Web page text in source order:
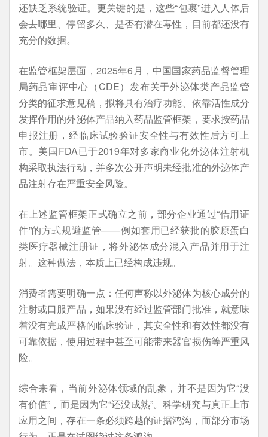
还缺乏系统验证。更关键的是，这些“包裹”进入人体后
会去哪里、停留多久、是否有潜在毒性，目前都还没有
充分的数据。
在监管框架层面，2025年6月，中国国家药品监督管理
局药品审评中心（CDE）发布关于外泌体类产品监管
分类的征求意见稿，拟将具有治疗功能、依靠活性成分
发挥作用的外泌体产品纳入药品监管框架，要求按药品
申报注册，经临床试验验证安全性与有效性后方可上
市。美国FDA已于2019年对多家商业化外泌体注射机
构采取执法行动，并多次公开声明未经批准的外泌体产
品注射存在严重安全风险。
在上述监管框架正式确立之前，部分企业通过“借用证
件”的方式规避监管——例如套用已经获批的胶原蛋白
类医疗器械注册证，将外泌体成分混入产品并用于注
射。这种做法，本质上已经构成违规。
消费者需要明确一点：任何声称以外泌体为核心成分的
注射或口服产品，如果没有经过监管部门批准，就意味
着没有完成严格的临床验证，其安全性和有效性都没有
可靠依据，使用过程中甚至可能带来器官损伤等严重风
险。
综合来看，当前外泌体领域的乱象，并不是因为它“没
有价值”，而是因为它“还没成熟”。科学研究与真正上市
应用之间，存在一条必须跨越的证据鸿沟，而部分市场